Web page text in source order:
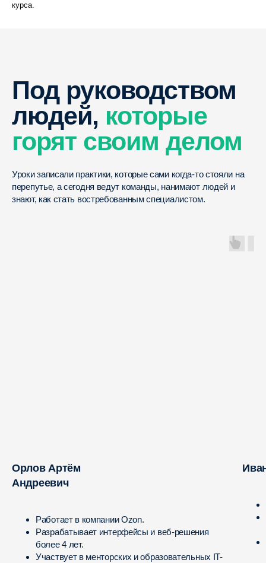
курса.
Под руководством
людей, которые
горят своим делом
Уроки записали практики, которые сами когда-то стояли на
перепутье, а сегодня ведут команды, нанимают людей и
знают, как стать востребованным специалистом.
Орлов Артём
Андреевич
Работает в компании Ozon.
Разрабатывает интерфейсы и веб-решения
более 4 лет.
Участвует в менторских и образовательных IT-
4 проекта в портфолио
После каждого направления — готовый
результат: мини-игра, дизайн упаковки,